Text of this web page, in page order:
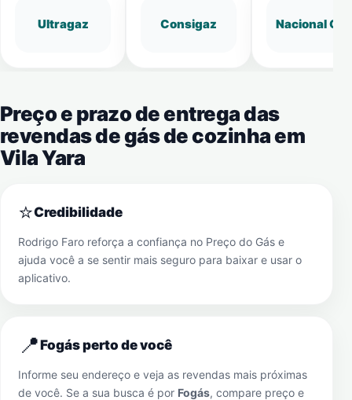
Ultragaz Consigaz Nacional Gás
Preço e prazo de entrega das
revendas de gás de cozinha em
Vila Yara
⭐Credibilidade
Rodrigo Faro reforça a confiança no Preço do Gás e
ajuda você a se sentir mais seguro para baixar e usar o
aplicativo.
📍Fogás perto de você
Informe seu endereço e veja as revendas mais próximas
de você. Se a sua busca é por Fogás, compare preço e